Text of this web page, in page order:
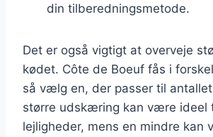
din tilberedningsmetode.
Det er også vigtigt at overveje
kødet. Côte de Boeuf fås i
så vælg en, der passer til
større udskæring kan være ideel
lejligheder, mens en mindre kan